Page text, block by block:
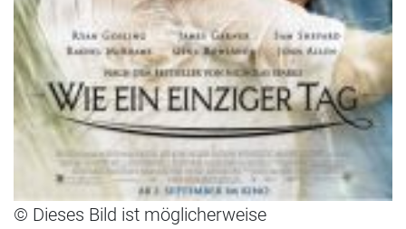
© Dieses Bild ist möglicherweise